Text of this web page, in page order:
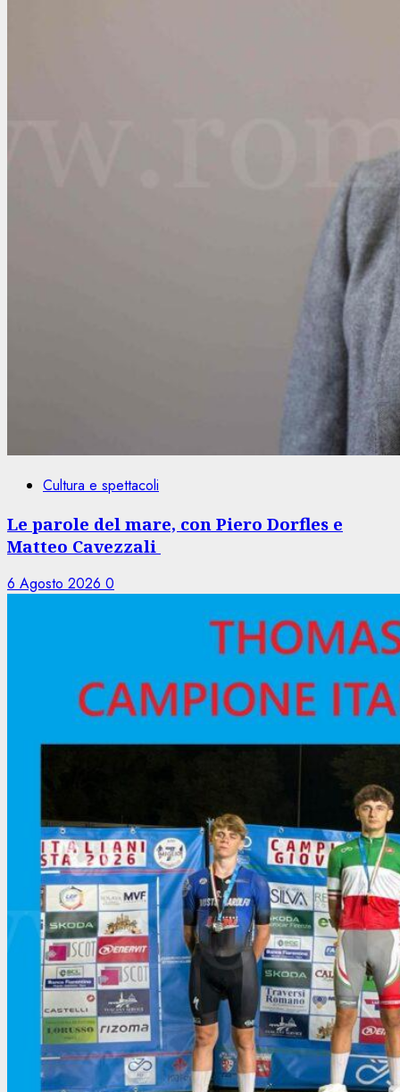
Cultura e spettacoli
Le parole del mare, con Piero Dorfles e
Matteo Cavezzali
6 Agosto 2026 0